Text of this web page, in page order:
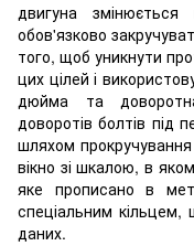
двигуна змінюється
обов'язково
того, щоб уникнути
цих цілей і
дюйма та
доворотів болтів під
шляхом
вікно зі шкалою, в
яке прописано в
спеціальним
даних.